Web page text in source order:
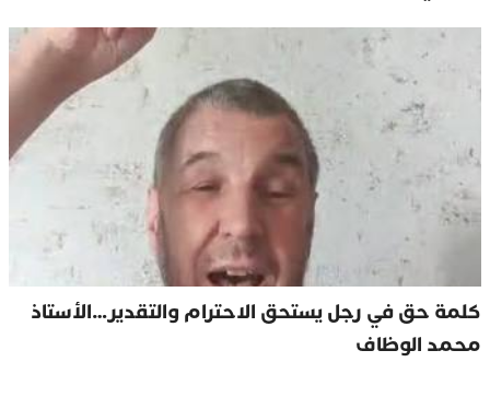
كلمة حق في رجل يستحق الاحترام والتقدير…الأستاذ
محمد الوظاف